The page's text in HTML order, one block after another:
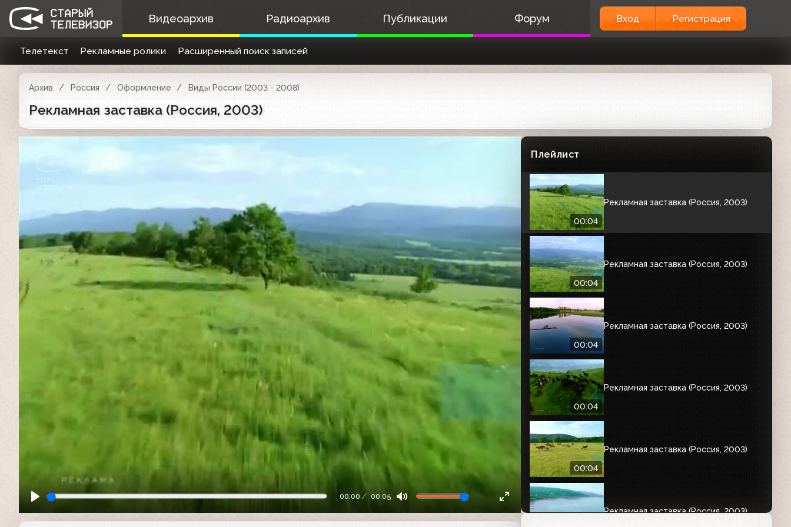
Видеоархив Радиоархив Публикации Форум Вход Регистрация
Телетекст Рекламные ролики Расширенный поиск записей
Архив Россия Оформление Виды России (2003 - 2008)
Рекламная заставка (Россия, 2003)
00:00 00:05
Плейлист
00:04
Рекламная заставка (Россия, 2003)
00:04
Рекламная заставка (Россия, 2003)
00:04
Рекламная заставка (Россия, 2003)
00:04
Рекламная заставка (Россия, 2003)
00:04
Рекламная заставка (Россия, 2003)
00:04
Рекламная заставка (Россия, 2003)
00:04
Рекламная заставка (Россия, 2003)
Рекламная заставка (Россия, 2003)